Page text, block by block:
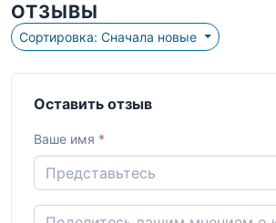
ОТЗЫВЫ
Сортировка: Сначала новые
Оставить отзыв
Ваше имя *